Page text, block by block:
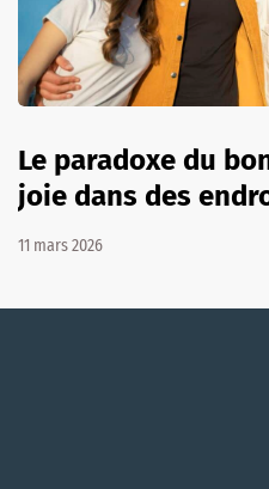
Le paradoxe du
joie dans des
11 mars 2026